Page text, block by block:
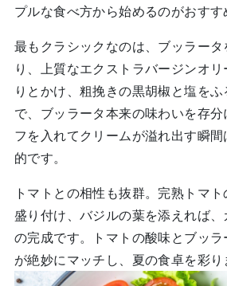
プルな食べ方から始めるのがおすす
最もクラシックなのは、ブッラー
り、上質なエクストラバージンオ
りとかけ、粗挽きの黒胡椒と塩を
で、ブッラータ本来の味わいを存
フを入れてクリームが溢れ出す瞬
的です。
トマトとの相性も抜群。完熟トマ
盛り付け、バジルの葉を添えれば
の完成です。トマトの酸味とブッ
が絶妙にマッチし、夏の食卓を彩り